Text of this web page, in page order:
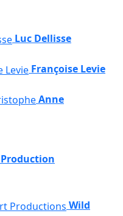
Luc Dellisse
Françoise Levie
Anne
Wild